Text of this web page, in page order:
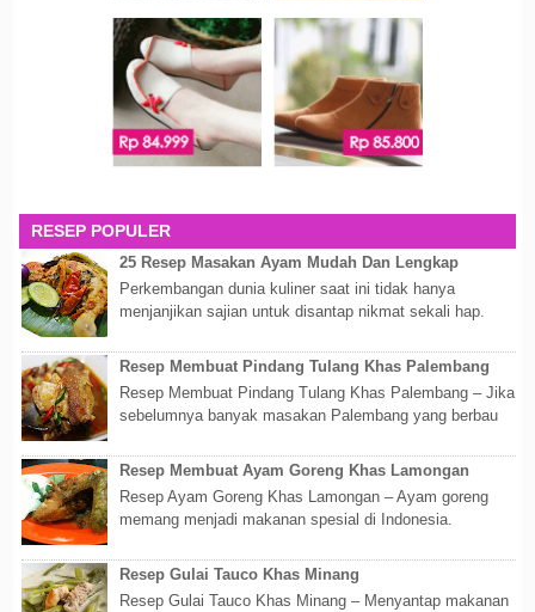
RESEP POPULER
25 Resep Masakan Ayam Mudah Dan Lengkap
Perkembangan dunia kuliner saat ini tidak hanya
menjanjikan sajian untuk disantap nikmat sekali hap.
Resep Membuat Pindang Tulang Khas Palembang
Resep Membuat Pindang Tulang Khas Palembang – Jika
sebelumnya banyak masakan Palembang yang berbau
Resep Membuat Ayam Goreng Khas Lamongan
Resep Ayam Goreng Khas Lamongan – Ayam goreng
memang menjadi makanan spesial di Indonesia.
Resep Gulai Tauco Khas Minang
Resep Gulai Tauco Khas Minang – Menyantap makanan